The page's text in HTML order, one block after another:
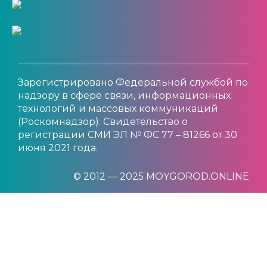
Зарегистрировано Федеральной службой по
надзору в сфере связи, информационных
технологий и массовых коммуникаций
(Роскомнадзор). Свидетельство о
регистрации СМИ ЭЛ № ФС 77 – 81266 от 30
июня 2021 года.
© 2012 — 2025 MOYGOROD.ONLINE